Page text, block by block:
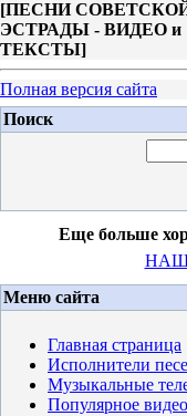
[ПЕСНИ
ЭСТРАДЫ - ВИДЕО и
ТЕКСТЫ]
Полная версия сайта
Поиск
Еще больше
Меню сайта
Главная страница
Исполнители
Музыкальные
Популярное видео